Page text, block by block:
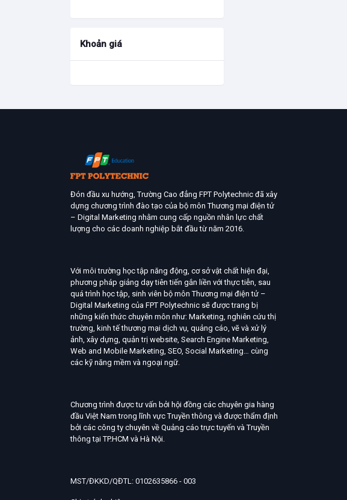
Khoản giá
Đón đầu xu hướng, Trường Cao đẳng FPT Polytechnic đã xây
dựng chương trình đào tạo của bộ môn Thương mại điện tử
– Digital Marketing nhằm cung cấp nguồn nhân lực chất
lượng cho các doanh nghiệp bắt đầu từ năm 2016.
Với môi trường học tập năng động, cơ sở vật chất hiện đại,
phương pháp giảng dạy tiên tiến gắn liền với thực tiễn, sau
quá trình học tập, sinh viên bộ môn Thương mại điện tử –
Digital Marketing của FPT Polytechnic sẽ được trang bị
những kiến thức chuyên môn như: Marketing, nghiên cứu thị
trường, kinh tế thương mại dịch vụ, quảng cáo, vẽ và xử lý
ảnh, xây dựng, quản trị website, Search Engine Marketing,
Web and Mobile Marketing, SEO, Social Marketing… cùng
các kỹ năng mềm và ngoại ngữ.
Chương trình được tư vấn bởi hội đồng các chuyên gia hàng
đầu Việt Nam trong lĩnh vực Truyền thông và được thẩm định
bởi các công ty chuyên về Quảng cáo trực tuyến và Truyền
thông tại TP.HCM và Hà Nội.
MST/ĐKKD/QĐTL: 0102635866 - 003